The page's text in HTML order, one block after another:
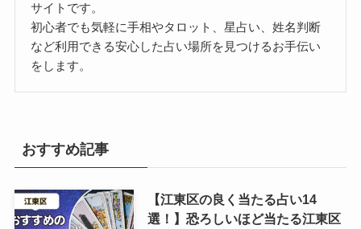
サイトです。
初心者でも気軽に手相やタロット、星占い、姓名判断
など利用できる安心した占い場所を見つけるお手伝い
をします。
おすすめ記事
【江東区の良く当たる占い14
選！】恐ろしいほど当たる江東区